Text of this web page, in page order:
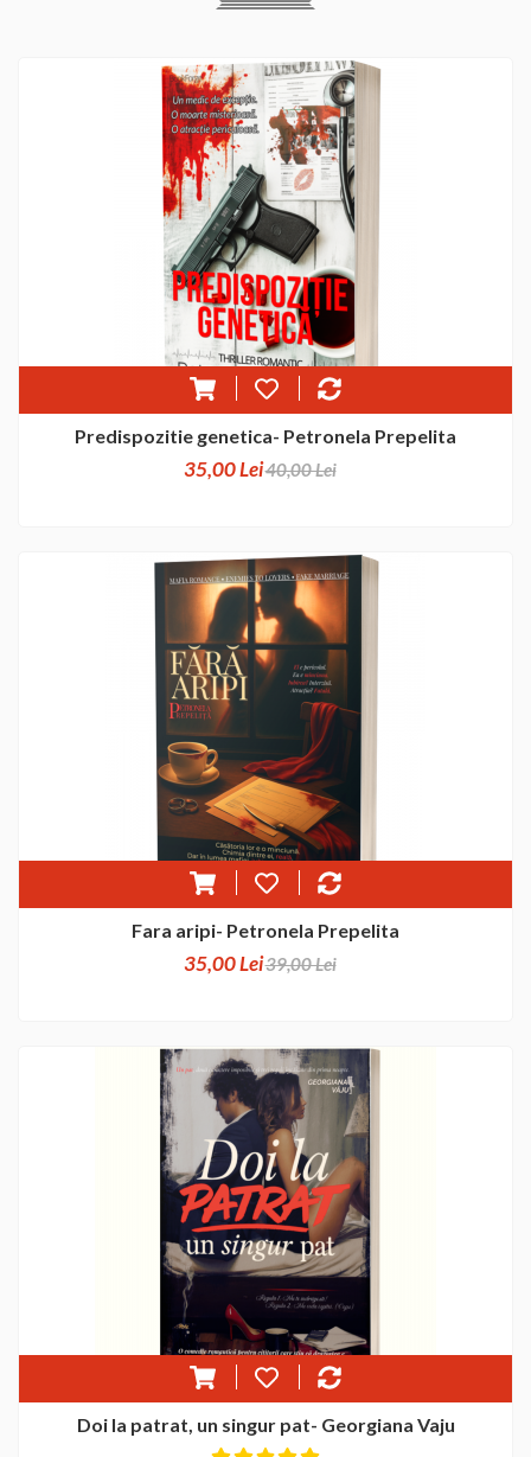
Predispozitie genetica- Petronela Prepelita
35,00 Lei40,00 Lei
Fara aripi- Petronela Prepelita
35,00 Lei39,00 Lei
Doi la patrat, un singur pat- Georgiana Vaju